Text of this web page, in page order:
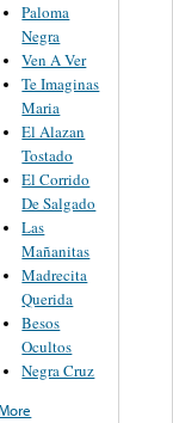
Paloma
Negra
Ven A Ver
Te Imaginas
Maria
El Alazan
Tostado
El Corrido
De Salgado
Las
Mañanitas
Madrecita
Querida
Besos
Ocultos
Negra Cruz